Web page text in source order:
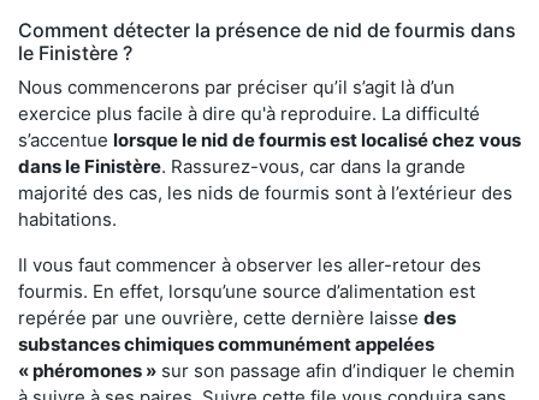
Comment détecter la présence de nid de fourmis dans
le Finistère ?
Nous commencerons par préciser qu’il s’agit là d’un
exercice plus facile à dire qu'à reproduire. La difficulté
s’accentue lorsque le nid de fourmis est localisé chez vous
dans le Finistère. Rassurez-vous, car dans la grande
majorité des cas, les nids de fourmis sont à l’extérieur des
habitations.
Il vous faut commencer à observer les aller-retour des
fourmis. En effet, lorsqu’une source d’alimentation est
repérée par une ouvrière, cette dernière laisse des
substances chimiques communément appelées
« phéromones » sur son passage afin d’indiquer le chemin